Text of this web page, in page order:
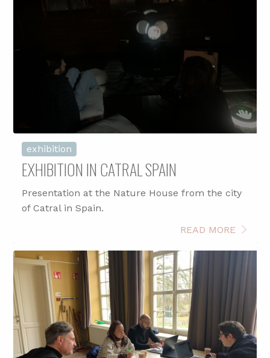
exhibition
EXHIBITION IN CATRAL SPAIN
Presentation at the Nature House from the city
of Catral in Spain.
READ MORE